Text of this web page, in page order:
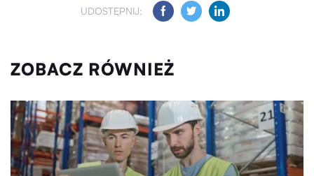
UDOSTĘPNIJ:
ZOBACZ RÓWNIEŻ